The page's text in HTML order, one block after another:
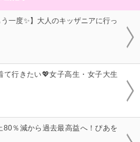
う一度✨】大人のキッザニアに行っ
て行きたい💖女子高生・女子大生
80％減から過去最高益へ！ぴあを